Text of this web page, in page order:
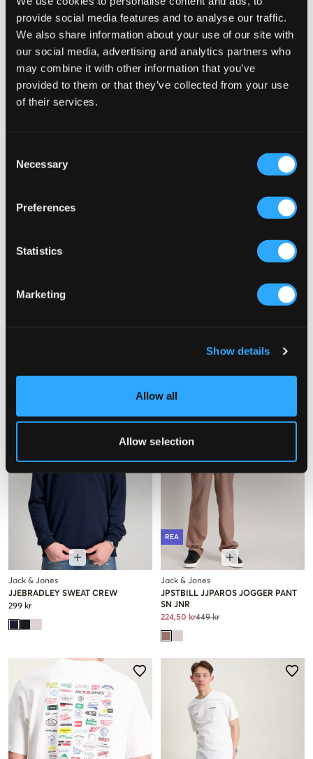
provide social media features and to analyse our traffic.
We also share information about your use of our site with
our social media, advertising and analytics partners who
may combine it with other information that you’ve
provided to them or that they’ve collected from your use
of their services.
Selection
Necessary
Preferences
Statistics
Marketing
Show details
Allow all
Allow selection
Jack & Jones
JPRSOLAR BLAZER
799 kr
Jack & Jones
JJICHRIS JJORIGINAL AKM 723
NOOS JNR
499 kr
Jack & Jones
JJEORGANIC BASIC TEE SS O-
Jack & Jones
JJEBRADLEY SWEAT CREW
299 kr
REA
Jack & Jones
JPSTBILL JJPAROS JOGGER PANT
SN JNR
224,50 kr449 kr